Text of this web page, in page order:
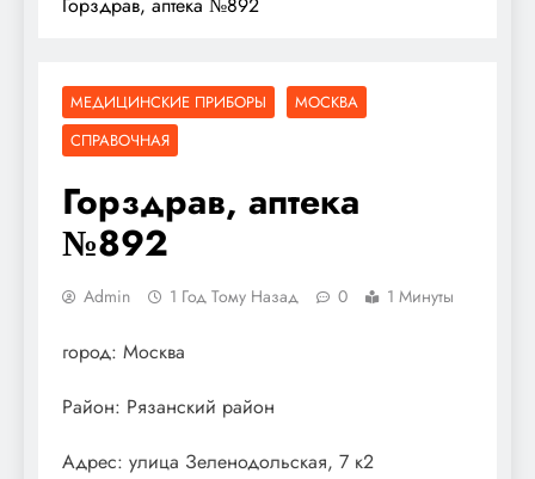
МЕДИЦИНСКИЕ ПРИБОРЫ
МОСКВА
СПРАВОЧНАЯ
Горздрав, аптека
№892
Admin 1 Год Тому Назад 0 1 Минуты
город: Москва
Район: Рязанский район
Адрес: улица Зеленодольская, 7 к2